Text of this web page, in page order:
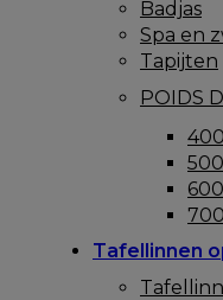
Badjas
Spa en
Tapijten
POIDS
Tafellinnen